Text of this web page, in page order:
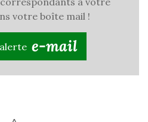
votre boîte mail !
e-mail